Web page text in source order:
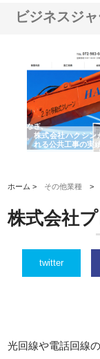
ビジネスジ
株式会社翔栄
築基礎工事の
ホーム > その他業種 >
株式会社
twitter
光回線や電話回線